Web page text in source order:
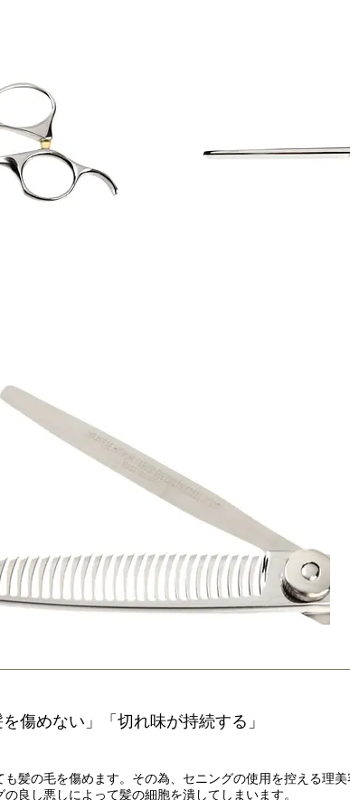
を傷めない」「切れ味が持続する」
髪の毛を傷めます。その為、セニングの使用を控える理美
良し悪しによって髪の細胞を潰してしまいます。